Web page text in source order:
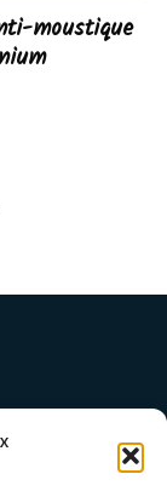
moustique